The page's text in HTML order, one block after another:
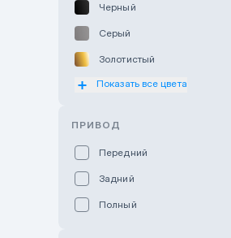
Черный
Серый
Золотистый
Оранжевый
Показать все цвета
ПРИВОД
Передний
Задний
Полный